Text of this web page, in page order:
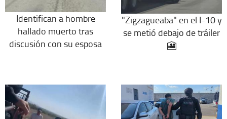
Identifican a hombre
hallado muerto tras
discusión con su esposa
"Zigzagueaba" en el I-10 y
se metió debajo de tráiler
🎦